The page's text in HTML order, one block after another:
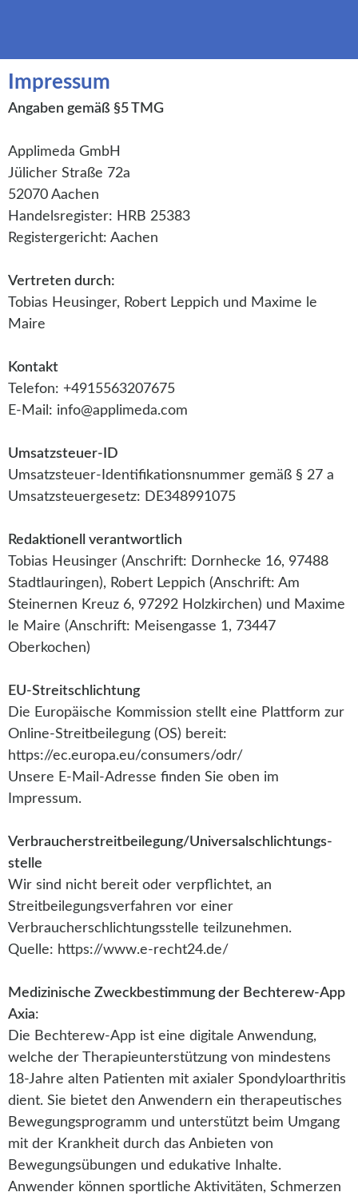
Impressum
Angaben gemäß §5 TMG
Applimeda GmbH
Jülicher Straße 72a
52070 Aachen
Handelsregister: HRB 25383
Registergericht: Aachen
Vertreten durch:
Tobias Heusinger, Robert Leppich und Maxime le
Maire
Kontakt
Telefon: +4915563207675
E-Mail: info@applimeda.com
Umsatzsteuer-ID
Umsatzsteuer-Identifikationsnummer gemäß § 27 a
Umsatzsteuergesetz: DE348991075
Redaktionell verantwortlich
Tobias Heusinger (Anschrift: Dornhecke 16, 97488
Stadtlauringen), Robert Leppich (Anschrift: Am
Steinernen Kreuz 6, 97292 Holzkirchen) und Maxime
le Maire (Anschrift: Meisengasse 1, 73447
Oberkochen)
EU-Streitschlichtung
Die Europäische Kommission stellt eine Plattform zur
Online-Streitbeilegung (OS) bereit:
https://ec.europa.eu/consumers/odr/
Unsere E-Mail-Adresse finden Sie oben im
Impressum.
Verbraucher­streit­beilegung/Universal­schlichtungs­
stelle
Wir sind nicht bereit oder verpflichtet, an
Streitbeilegungsverfahren vor einer
Verbraucherschlichtungsstelle teilzunehmen.
Quelle: https://www.e-recht24.de/
Medizinische Zweckbestimmung der Bechterew-App
Axia:
Die Bechterew-App ist eine digitale Anwendung,
welche der Therapieunterstützung von mindestens
18-Jahre alten Patienten mit axialer Spondyloarthritis
dient. Sie bietet den Anwendern ein therapeutisches
Bewegungsprogramm und unterstützt beim Umgang
mit der Krankheit durch das Anbieten von
Bewegungsübungen und edukative Inhalte.
Anwender können sportliche Aktivitäten, Schmerzen